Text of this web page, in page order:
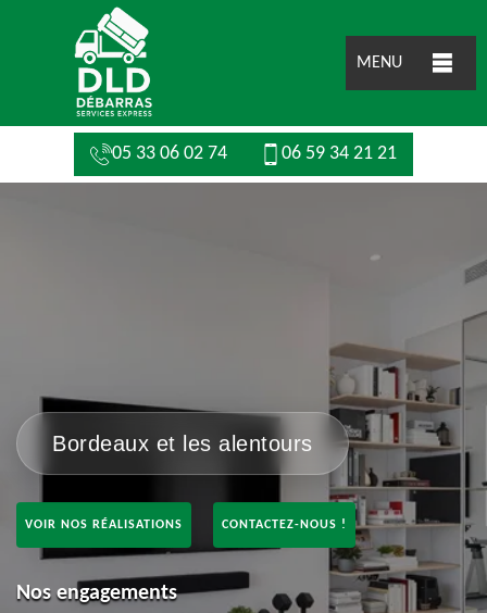
MENU
05 33 06 02 74 06 59 34 21 21
Bordeaux et les alentours
VOIR NOS RÉALISATIONS CONTACTEZ-NOUS !
Nos engagements